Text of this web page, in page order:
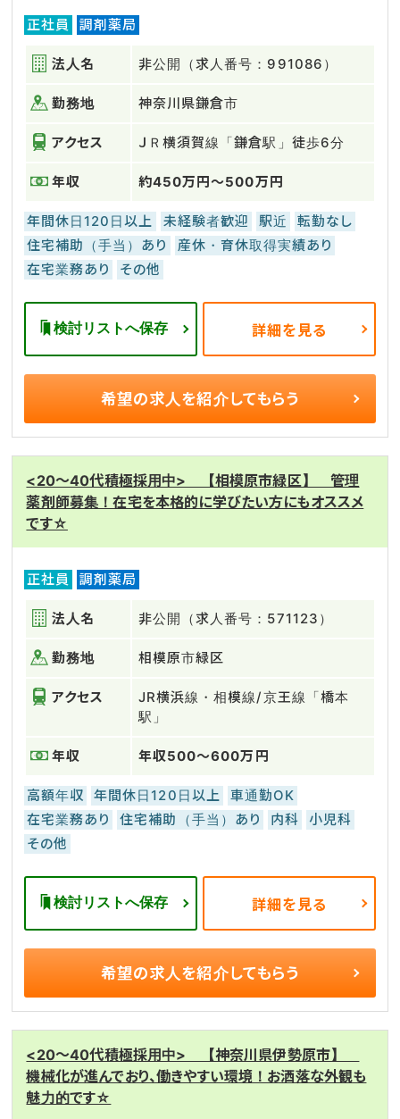
正社員 調剤薬局
法人名 非公開（求人番号：991086）
勤務地 神奈川県鎌倉市
アクセス ＪＲ横須賀線「鎌倉駅」徒歩6分
年収 約450万円～500万円
年間休日120日以上 未経験者歓迎 駅近
転勤なし
住宅補助（手当）あり
産休・育休取得実績あり
在宅業務あり
その他
検討リストへ保存 詳細を見る
希望の求人を紹介してもらう
<20～40代積極採用中> 【相模原市緑区】 管理
薬剤師募集！在宅を本格的に学びたい方にもオススメ
です☆
正社員 調剤薬局
法人名 非公開（求人番号：571123）
勤務地 相模原市緑区
アクセス
JR横浜線・相模線/京王線「橋本
駅」
年収 年収500～600万円
高額年収 年間休日120日以上
車通勤OK
在宅業務あり
住宅補助（手当）あり 内科
小児科
その他
検討リストへ保存 詳細を見る
希望の求人を紹介してもらう
<20～40代積極採用中> 【神奈川県伊勢原市】
機械化が進んでおり、働きやすい環境！お洒落な外観も
魅力的です☆